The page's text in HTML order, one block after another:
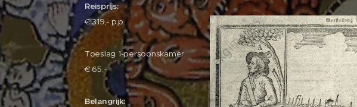
Reisprijs:
€ 319,- p.p.
Toeslag 1-persoonskamer:
€ 65,-
Belangrijk: